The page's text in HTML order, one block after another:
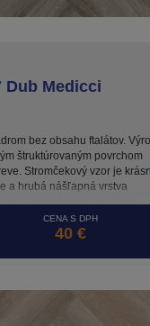
Dub Medicci
bez obsahu ftalátov.
štruktúrovaným povrchom
Stromčekový vzor je
a hrubá nášľapná vrstva
CENA S DPH
40 €